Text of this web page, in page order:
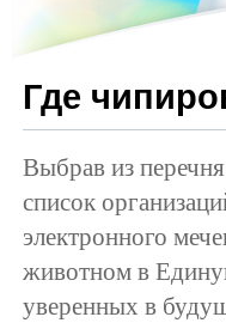
Где
Выбрав из
список
электронного
животном в
уверенных в